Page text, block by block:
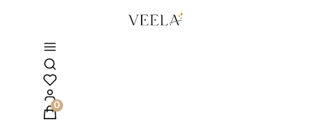
Otwórz wyszukiwarkę
Produkty w koszyku: 0. Zobacz szczegóły